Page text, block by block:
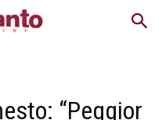
“Peggior